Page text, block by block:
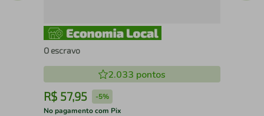
O escravo
2.033 pontos
R$ 57,95 -5%
No pagamento com Pix